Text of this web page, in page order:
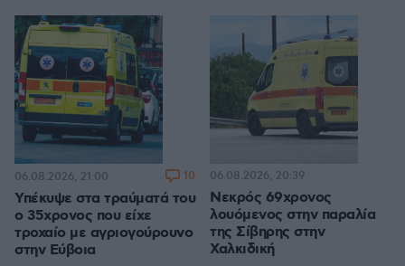
Υπέκυψε στα τραύματά του
ο 35χρονος που είχε
τροχαίο με αγριογούρουνο
στην Εύβοια
06.08.2026, 21:00 10
Νεκρός 69χρονος
λουόμενος στην παραλία
της Σίβηρης στην
Χαλκιδική
06.08.2026, 20:39